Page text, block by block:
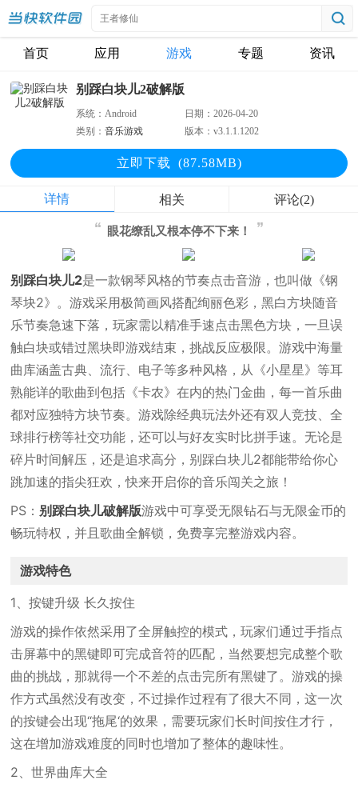
首页 应用 游戏 专题 资讯
别踩白块儿2破解版
系统：Android 日期：2026-04-20
类别：音乐游戏 版本：v3.1.1.1202
立即下载 (87.58MB)
详情 相关 评论(2)
眼花缭乱又根本停不下来！
别踩白块儿2是一款钢琴风格的节奏点击音游，也叫做《钢
琴块2》。游戏采用极简画风搭配绚丽色彩，黑白方块随音
乐节奏急速下落，玩家需以精准手速点击黑色方块，一旦误
触白块或错过黑块即游戏结束，挑战反应极限。游戏中海量
曲库涵盖古典、流行、电子等多种风格，从《小星星》等耳
熟能详的歌曲到包括《卡农》在内的热门金曲，每一首乐曲
都对应独特方块节奏。游戏除经典玩法外还有双人竞技、全
球排行榜等社交功能，还可以与好友实时比拼手速。无论是
碎片时间解压，还是追求高分，别踩白块儿2都能带给你心
跳加速的指尖狂欢，快来开启你的音乐闯关之旅！
PS： 别踩白块儿破解版游戏中可享受无限钻石与无限金币的
畅玩特权，并且歌曲全解锁，免费享完整游戏内容。
游戏特色
1、按键升级 长久按住
游戏的操作依然采用了全屏触控的模式，玩家们通过手指点
击屏幕中的黑键即可完成音符的匹配，当然要想完成整个歌
曲的挑战，那就得一个不差的点击完所有黑键了。游戏的操
作方式虽然没有改变，不过操作过程有了很大不同，这一次
的按键会出现“拖尾‘的效果，需要玩家们长时间按住才行，
这在增加游戏难度的同时也增加了整体的趣味性。
2、世界曲库大全